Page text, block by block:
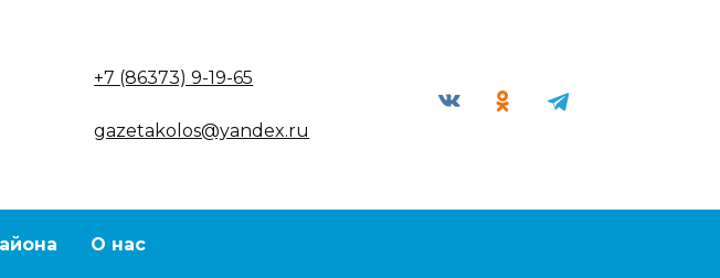
+7 (86373) 9-19-65
gazetakolos@yandex.ru
О нас